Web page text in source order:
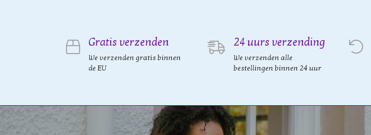
Gratis verzenden
We verzenden gratis binnen
de EU
24 uurs verzending
We verzenden alle
bestellingen binnen 24 uur